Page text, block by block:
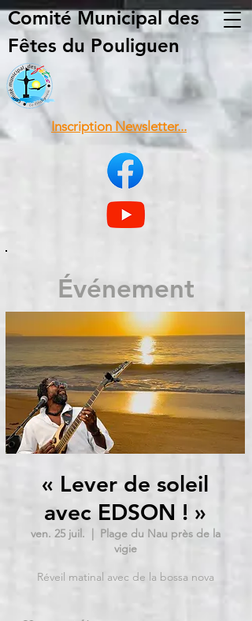
Comité Municipaldes
Fêtes du Pouliguen
Inscription Newsletter...
Événement
« Lever de soleil
avec EDSON ! »
ven. 25 juil.
  |
Plage du Nau près de la
vigie
Réveil matinal avec de la bossa nova